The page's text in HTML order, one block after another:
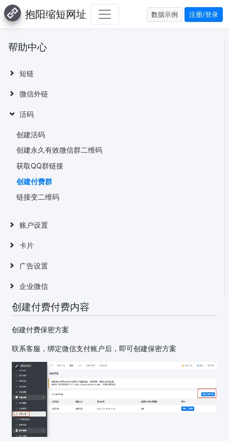
抱阳缩短网址 数据示例 注册/登录
帮助中心
短链
微信外链
活码
创建活码
创建永久有效微信群二维码
获取QQ群链接
创建付费群
链接变二维码
账户设置
卡片
广告设置
企业微信
创建付费付费内容
创建付费保密方案
联系客服，绑定微信支付账户后，即可创建保密方案